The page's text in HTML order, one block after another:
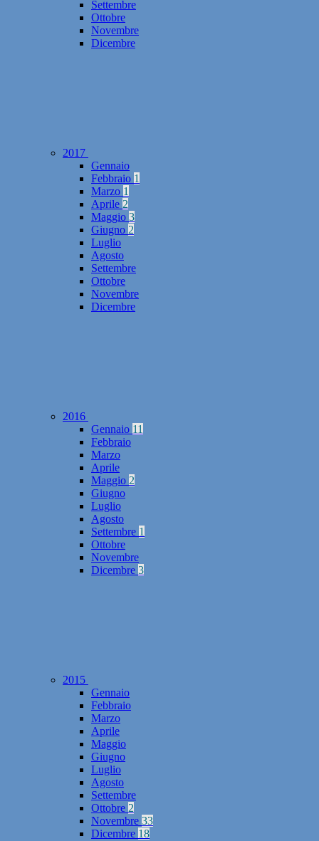
Settembre
Ottobre
Novembre
Dicembre
2017
Gennaio
Febbraio 1
Marzo 1
Aprile 2
Maggio 3
Giugno 2
Luglio
Agosto
Settembre
Ottobre
Novembre
Dicembre
2016
Gennaio 11
Febbraio
Marzo
Aprile
Maggio 2
Giugno
Luglio
Agosto
Settembre 1
Ottobre
Novembre
Dicembre 3
2015
Gennaio
Febbraio
Marzo
Aprile
Maggio
Giugno
Luglio
Agosto
Settembre
Ottobre 2
Novembre 33
Dicembre 18